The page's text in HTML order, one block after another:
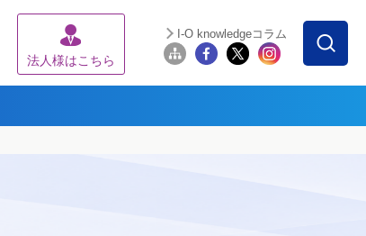
法人様はこちら
I-O knowledgeコラム